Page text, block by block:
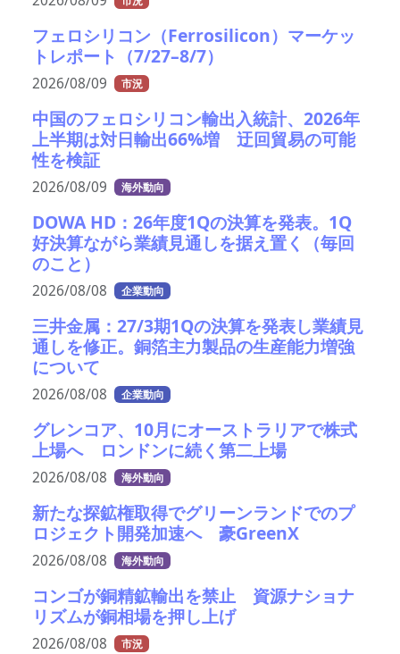
フェロシリコン（Ferrosilicon）マーケッ
トレポート（7/27–8/7）
2026/08/09 市況
中国のフェロシリコン輸出入統計、2026年
上半期は対日輸出66%増 迂回貿易の可能
性を検証
2026/08/09 海外動向
DOWA HD：26年度1Qの決算を発表。1Q
好決算ながら業績見通しを据え置く（毎回
のこと）
2026/08/08 企業動向
三井金属：27/3期1Qの決算を発表し業績見
通しを修正。銅箔主力製品の生産能力増強
について
2026/08/08 企業動向
グレンコア、10月にオーストラリアで株式
上場へ ロンドンに続く第二上場
2026/08/08 海外動向
新たな探鉱権取得でグリーンランドでのプ
ロジェクト開発加速へ 豪GreenX
2026/08/08 海外動向
コンゴが銅精鉱輸出を禁止 資源ナショナ
リズムが銅相場を押し上げ
2026/08/08 市況